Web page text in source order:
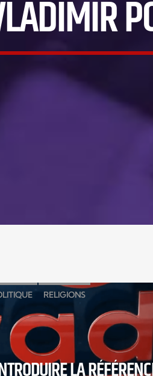
RELIGIONS